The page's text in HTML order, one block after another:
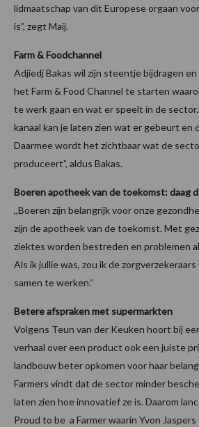
lidmaatschap van dit Europese orgaan
is”, zegt Maij.
Farm & Foodchannel
Adjiedj Bakas wil zijn steentje bijdragen
het Farm & Food Channel te starten
te werk gaan en wat er speelt in de
kanaal kan je laten zien wat er gebeurt en
Daarmee wordt het zichtbaar wat de
produceert”, aldus Bakas.
Boeren apotheek van de toekomst: daag
,,Boeren zijn belangrijk voor onze
zijn de apotheek van de toekomst. Met
ziektes worden bestreden en problemen
Als ik jullie was, zou ik de
samen te werken.”
Betere afspraken met supermarkten
Volgens Teun van der Keuken hoort bij
verhaal over een product ook een juiste
landbouw beter opkomen voor haar
Farmers vindt dat de sector minder
laten zien hoe innovatief ze is. Daarom
Proud to be a Farmer waarin Yvon